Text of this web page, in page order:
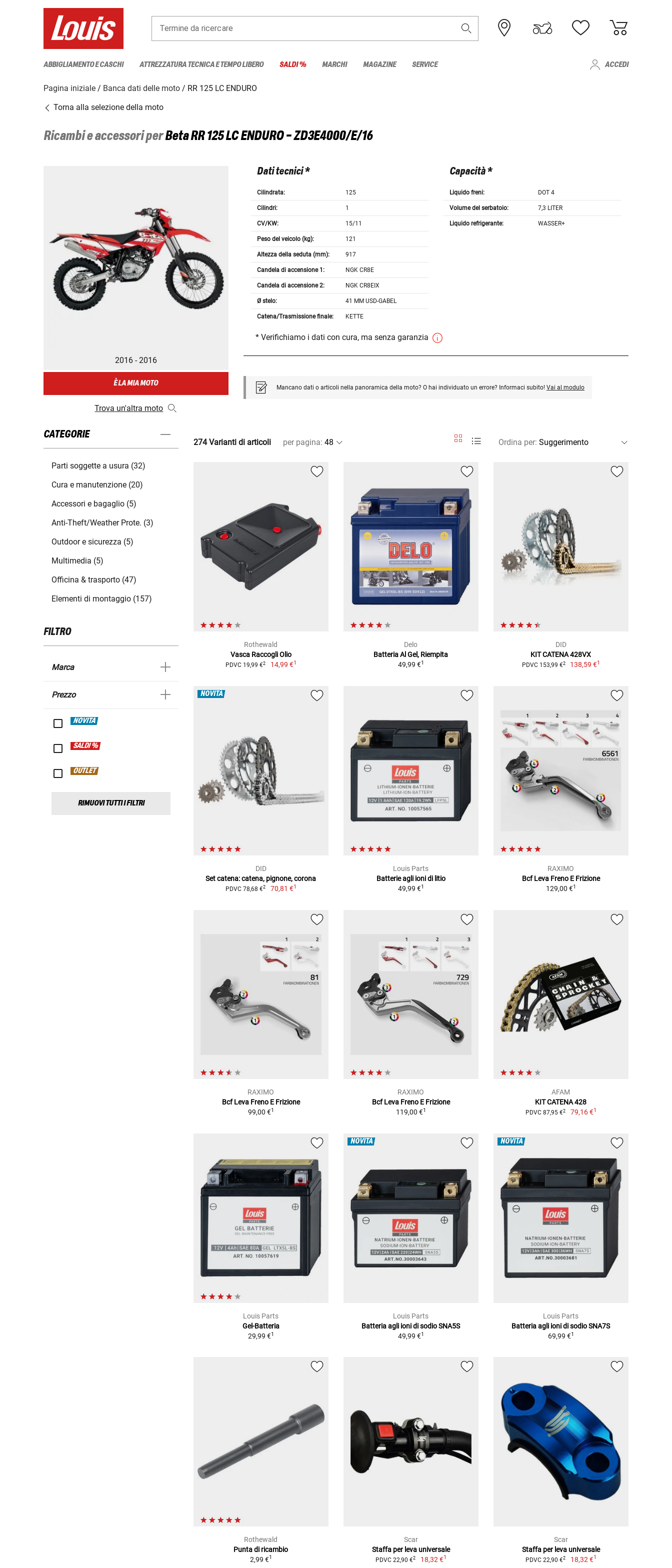
Termine da ricercare
ABBIGLIAMENTO E CASCHI ATTREZZATURA TECNICA E TEMPO LIBERO SALDI % MARCHI MAGAZINE SERVICE ACCEDI
Pagina iniziale Banca dati delle moto
RR 125 LC ENDURO
Torna alla selezione della moto
Ricambi e accessori perBetaRR 125 LC ENDURO - ZD3E4000/E/16
2016 - 2016
È LA MIA MOTO
Trova un'altra moto
Dati tecnici *
Cilindrata: 125
Cilindri: 1
CV/KW: 15/11
Peso del veicolo (kg): 121
Altezza della seduta (mm): 917
Candela di accensione 1: NGK CR8E
Candela di accensione 2: NGK CR8EIX
Ø stelo: 41 MM USD-GABEL
Catena/Trasmissione finale: KETTE
Capacità *
Liquido freni: DOT 4
Volume del serbatoio: 7,3 LITER
Liquido refrigerante: WASSER+
* Verifichiamo i dati con cura, ma senza garanzia
Mancano dati o articoli nella panoramica della moto? O hai individuato un errore? Informaci subito! Vai al modulo
CATEGORIE
Parti soggette a usura (32)
Cura e manutenzione (20)
Accessori e bagaglio (5)
Anti-Theft/Weather Prote. (3)
Outdoor e sicurezza (5)
Multimedia (5)
Officina & trasporto (47)
Elementi di montaggio (157)
FILTRO
Marca
Prezzo
NOVITÀ
SALDI %
OUTLET
RIMUOVI TUTTI I FILTRI
274 Varianti di articoli per pagina: Ordina per:
Rothewald
Vasca Raccogli Olio
PDVC 19,99 €2 14,99 €1
Delo
Batteria Al Gel, Riempita
49,99 €1
DID
KIT CATENA 428VX
PDVC 153,99 €2 138,59 €1
NOVITÀ
DID
Set catena: catena, pignone, corona
PDVC 78,68 €2 70,81 €1
Louis Parts
Batterie agli ioni di litio
49,99 €1
RAXIMO
Bcf Leva Freno E Frizione
129,00 €1
RAXIMO
Bcf Leva Freno E Frizione
99,00 €1
RAXIMO
Bcf Leva Freno E Frizione
119,00 €1
AFAM
KIT CATENA 428
PDVC 87,95 €2 79,16 €1
Louis Parts
Gel-Batteria
29,99 €1
NOVITÀ
Louis Parts
Batteria agli ioni di sodio SNA5S
49,99 €1
NOVITÀ
Louis Parts
Batteria agli ioni di sodio SNA7S
69,99 €1
Rothewald
Punta di ricambio
2,99 €1
Scar
Staffa per leva universale
PDVC 22,90 €2 18,32 €1
Scar
Staffa per leva universale
PDVC 22,90 €2 18,32 €1